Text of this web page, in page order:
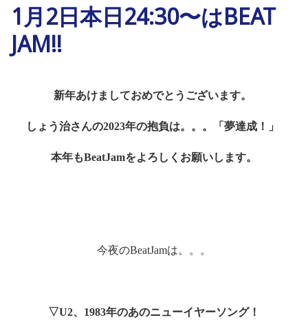
1月2日本日24:30〜はBEAT
JAM!!
新年あけましておめでとうございます。
しょう治さんの2023年の抱負は。。。「夢達成！」
本年もBeatJamをよろしくお願いします。
今夜のBeatJamは。。。
▽U2、 1983年のあのニューイヤーソング！